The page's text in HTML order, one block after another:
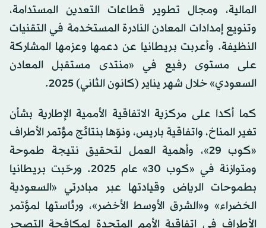
المالية، ومجال تطوير قطاعات التعدين المستدامة،
وتنويع إمدادات المعادن النادرة المستخدمة في التقنيات
النظيفة. وأعربت بريطانيا عن دعمها وعزمها المشاركة
على مستوى رفيع في «منتدى مستقبل المعادن
السعودي» خلال شهر يناير (كانون الثاني) 2025.
كما أكدا على مركزية الاتفاقية الأممية الإطارية بشأن
تغير المناخ، واتفاقية باريس، ونوّها بنتائج مؤتمر الأطراف
«كوب 29»، وأهمية العمل لتحقيق نتيجة طموحة
ومتوازنة في «كوب 30» عام 2025. ورحّبت بريطانيا
بطموحات الرياض وقيادتها عبر مبادرتي «السعودية
الخضراء» و«الشرق الأوسط الأخضر»، ورئاستها لمؤتمر
الأطراف في اتفاقية الأمم المتحدة لمكافحة التصحر